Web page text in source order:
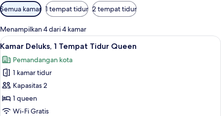
Filter
tersedia
untuk
kamar
Semua kamar 1 tempat tidur 2 tempat tidur
Menampilkan 4 dari 4 kamar
Lihat
semua
foto
untuk
Kamar
Deluks,
1
Kamar Deluks, 1 Tempat Tidur
3
Kamar Deluks, 1 Tempat Tidur Queen
Pemandangan kota
1 kamar tidur
Kapasitas 2
1 queen
Wi-Fi Gratis